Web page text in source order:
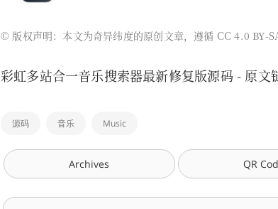
© 版权声明：本文为奇异纬度的原创文章，遵循 CC 4.0 BY-
彩虹多站合一音乐搜索器最新修复版源码 - 原文
源码 音乐 Music
Archives QR